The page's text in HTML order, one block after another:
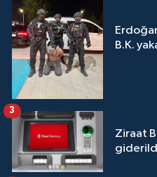
B.K.
Ziraat
3